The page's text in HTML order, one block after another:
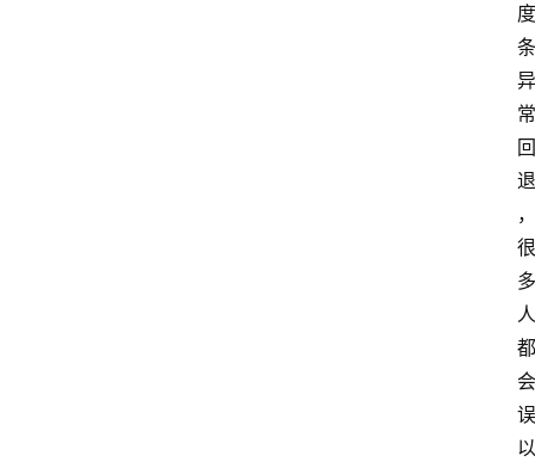
度
条
异
常
回
退
，
很
多
人
都
会
误
以